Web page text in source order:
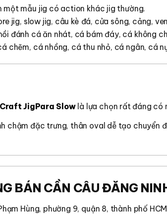
một mẫu jig có action khác jig thường.
jig, slow jig, câu kè đá, cửa sông, cảng,
đánh cá ăn nhát, cá bám đáy, cá không
chẽm, cá nhồng, cá thu nhỏ, cá ngân, cá
JigPara Slowlà lựa chọn rất đáng có
chậm đặc trưng, thân oval dễ tạo chuyển
BÁN CẦN CÂU ĐĂNG
Hùng, phường 9, quận 8, thành phố HCM